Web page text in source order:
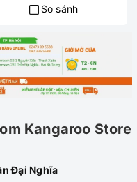
bề mặt nồi cứng, chống
loại bếp sử dụng, có
So sánh
Kangaroo Store
Đại Nghĩa